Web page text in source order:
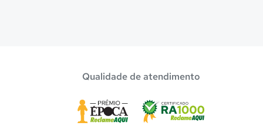
Qualidade de atendimento